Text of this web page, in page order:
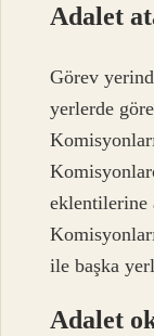
Adalet
Görev
yerlerde
eklentilerine
ile başka
Adalet